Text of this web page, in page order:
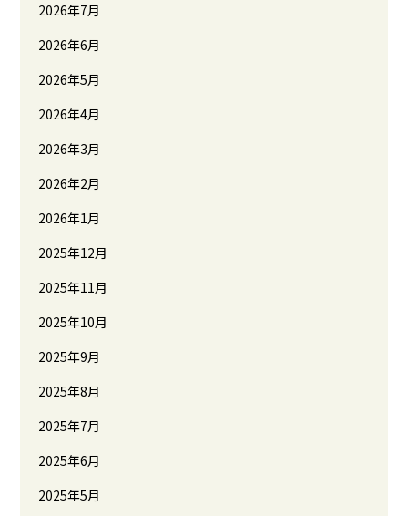
2026年7月
2026年6月
2026年5月
2026年4月
2026年3月
2026年2月
2026年1月
2025年12月
2025年11月
2025年10月
2025年9月
2025年8月
2025年7月
2025年6月
2025年5月